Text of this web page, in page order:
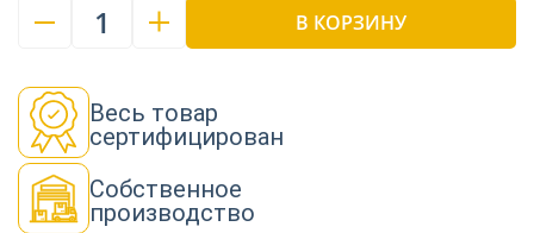
1 В КОРЗИНУ
Весь товар
сертифицирован
Собственное
производство